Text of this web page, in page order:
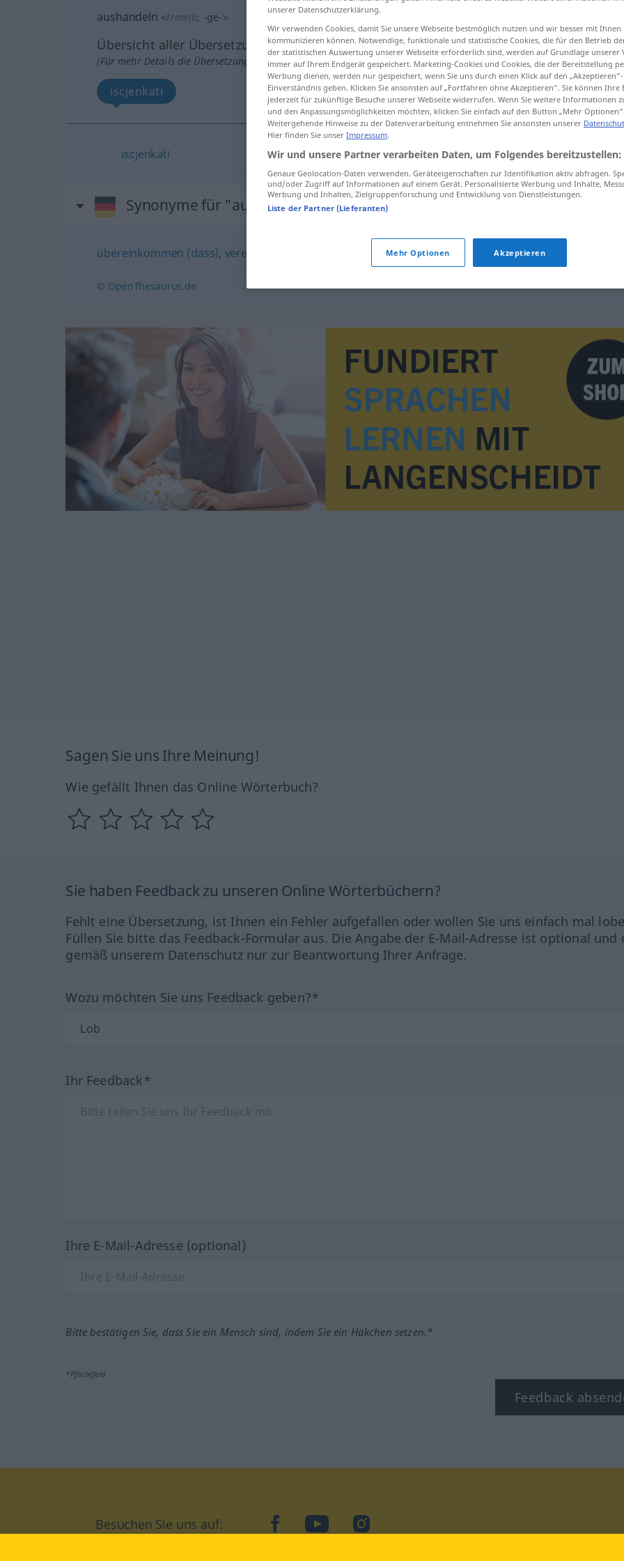
aushandeln <trennb; -ge->
Übersicht aller Übersetzungen
(Für mehr Details die Übersetzung anklicken/antippen)
iscjenkati
iscjenkati aushandelngünstigen Preis
Synonyme für "aushandeln"
übereinkommen (dass), vereinbaren absprechen
© OpenThesaurus.de
Sagen Sie uns Ihre Meinung!
Wie gefällt Ihnen das Online Wörterbuch?
Sie haben Feedback zu unseren Online Wörterbüchern?
Fehlt eine Übersetzung, ist Ihnen ein Fehler aufgefallen oder wollen Sie uns einfach mal
Füllen Sie bitte das Feedback-Formular aus. Die Angabe der E-Mail-Adresse ist optional und
gemäß unserem Datenschutz nur zur Beantwortung Ihrer Anfrage.
Wozu möchten Sie uns Feedback geben?*
Ihr Feedback*
Ihre E-Mail-Adresse (optional)
Bitte bestätigen Sie, dass Sie ein Mensch sind, indem Sie ein Häkchen setzen.*
*Pflichtfeld
Feedback
Besuchen Sie uns auf: facebookYouTubeInstagram
unserer Datenschutzerklärung.
Wir verwenden Cookies, damit Sie unsere Webseite bestmöglich nutzen und wir besser mit Ihnen
kommunizieren können. Notwendige, funktionale und statistische Cookies, die für den Betrieb
der statistischen Auswertung unserer Webseite erforderlich sind, werden auf Grundlage unserer
immer auf Ihrem Endgerät gespeichert. Marketing-Cookies und Cookies, die der Bereitstellung
Werbung dienen, werden nur gespeichert, wenn Sie uns durch einen Klick auf den
Einverständnis geben. Klicken Sie ansonsten auf „Fortfahren ohne Akzeptieren“. Sie können
jederzeit für zukünftige Besuche unserer Webseite widerrufen. Wenn Sie weitere Informationen
und den Anpassungsmöglichkeiten möchten, klicken Sie einfach auf den Button „Mehr
Weitergehende Hinweise zu der Datenverarbeitung entnehmen Sie ansonsten unserer
Hier finden Sie unser Impressum.
Wir und unsere Partner verarbeiten Daten, um Folgendes bereitzustellen:
Genaue Geolocation-Daten verwenden. Geräteeigenschaften zur Identifikation aktiv abfragen.
und/oder Zugriff auf Informationen auf einem Gerät. Personalisierte Werbung und Inhalte,
Werbung und Inhalten, Zielgruppenforschung und Entwicklung von Dienstleistungen.
Liste der Partner (Lieferanten)
Mehr Optionen Akzeptieren